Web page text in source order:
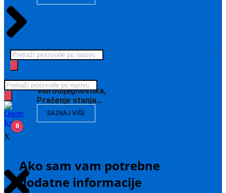
Vibrodijagnostika,
Praćenje stanja…
SAZNAJ VIŠE
Ako sam vam potrebne
dodatne informacije
Products
search
Products
search
0
X